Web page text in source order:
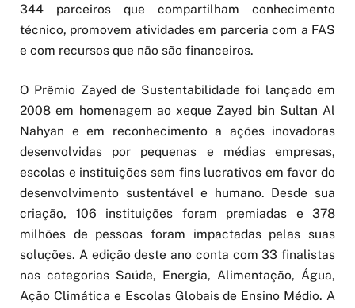
344 parceiros que compartilham conhecimento
técnico, promovem atividades em parceria com a FAS
e com recursos que não são financeiros.
O Prêmio Zayed de Sustentabilidade foi lançado em
2008 em homenagem ao xeque Zayed bin Sultan Al
Nahyan e em reconhecimento a ações inovadoras
desenvolvidas por pequenas e médias empresas,
escolas e instituições sem fins lucrativos em favor do
desenvolvimento sustentável e humano. Desde sua
criação, 106 instituições foram premiadas e 378
milhões de pessoas foram impactadas pelas suas
soluções. A edição deste ano conta com 33 finalistas
nas categorias Saúde, Energia, Alimentação, Água,
Ação Climática e Escolas Globais de Ensino Médio. A